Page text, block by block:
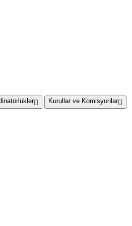
Kurullar ve Komisyonlar